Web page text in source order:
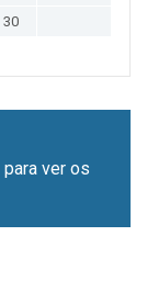
30
para ver os